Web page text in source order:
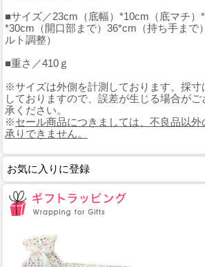
■サイズ／23cm（底幅）*10cm（底マチ）
*30cm（開口部まで）36*cm（持ち手まで
ルト調整）
■重さ／410ｇ
※サイズは外側を計測しております。採寸
しておりますので、誤差が生じる場合が
承ください。
※セール商品につきましては、不良品以
承りできません。
お気に入りに登録